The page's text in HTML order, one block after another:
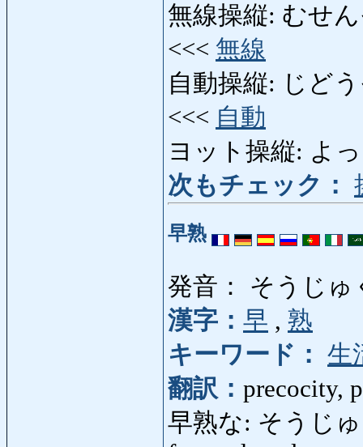
無線操縦: むせ
<<< 無線
自動操縦: じど
<<< 自動
ヨット操縦: よ
次もチェック：
早熟
発音： そうじゅ
漢字： 早 , 熟
キーワード： 生
翻訳： precocity,
早熟な: そうじゅ